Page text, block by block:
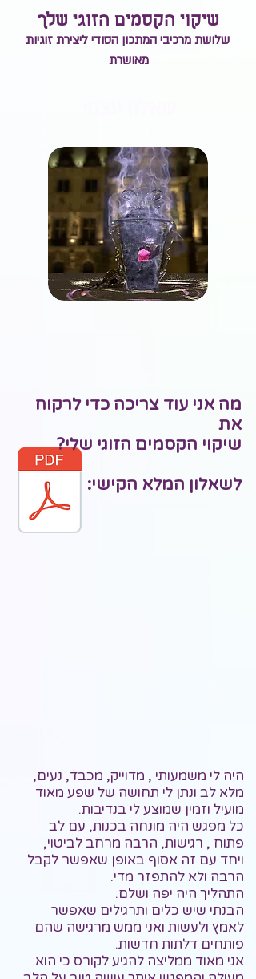
שיקוי הקסמים הזוגי שלך
שלושת מרכיבי המתכון הסודי ליצירת זוגיות
מאושרת
מה אני עוד צריכה כדי לרקוח
את
שיקוי הקסמים הזוגי שלי?
לשאלון המלא הקישי:
היה לי משמעותי , מדוייק, מכבד, נעים,
מלא לב ונתן לי תחושה של שפע מאוד
מועיל וזמין שמוצע לי בנדיבות.
כל מפגש היה מונחה בכנות, עם לב
פתוח , רגישות, הרבה מרחב לביטוי,
ויחד עם זה אסוף באופן שאפשר לקבל
הרבה ולא להתפזר מדי.
התהליך היה יפה ושלם.
הבנתי שיש כלים ותרגילים שאפשר
לאמץ ולעשות ואני ממש מרגישה שהם
פותחים דלתות חדשות.
אני מאוד ממליצה להגיע לקורס כי הוא